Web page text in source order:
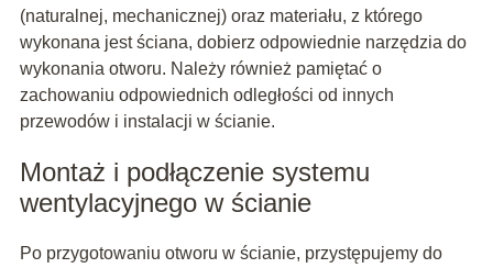
(naturalnej, mechanicznej) oraz materiału, z którego
wykonana jest ściana, dobierz odpowiednie narzędzia do
wykonania otworu. Należy również pamiętać o
zachowaniu odpowiednich odległości od innych
przewodów i instalacji w ścianie.
Montaż i podłączenie systemu
wentylacyjnego w ścianie
Po przygotowaniu otworu w ścianie, przystępujemy do